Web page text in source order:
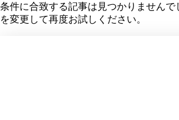
条件に合致する記事は見つかりません
を変更して再度お試しください。